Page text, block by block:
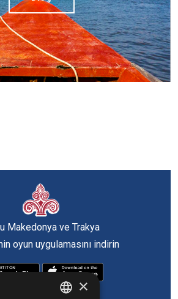
Makedonya ve Trakya
oyun uygulamasını indirin
×